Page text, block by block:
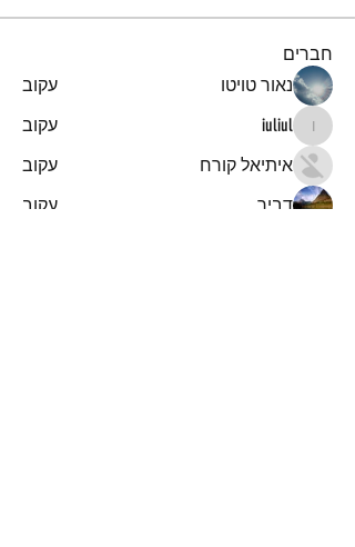
חברים
נאור טויטו
עקוב
iuliul
iuliul
עקוב
איתיאל קורח
עקוב
דביר
עקוב